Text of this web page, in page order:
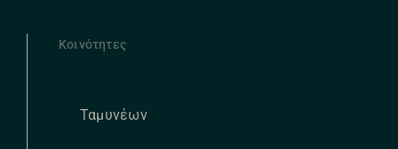
Κοινότητες
Ταμυνέων